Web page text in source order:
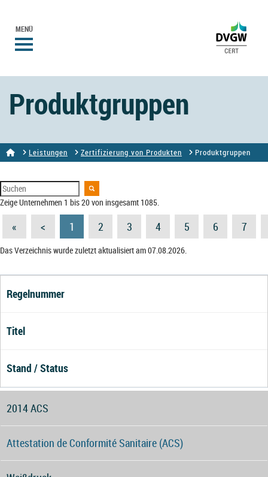
MENÜ
Produktgruppen
Leistungen Zertifizierung von Produkten Produktgruppen
Zeige Unternehmen 1 bis 20 von insgesamt 1085.
« < 1 2 3 4 5 6 7
Das Verzeichnis wurde zuletzt aktualisiert am 07.08.2026.
Regelnummer
Titel
Stand / Status
2014 ACS
Attestation de Conformité Sanitaire (ACS)